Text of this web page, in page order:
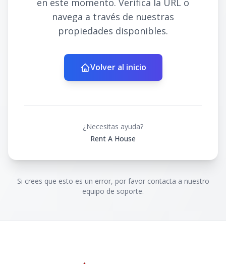
en este momento. Verifica la URL o
navega a través de nuestras
propiedades disponibles.
Volver al inicio
¿Necesitas ayuda?
Rent A House
Si crees que esto es un error, por favor contacta a nuestro
equipo de soporte.